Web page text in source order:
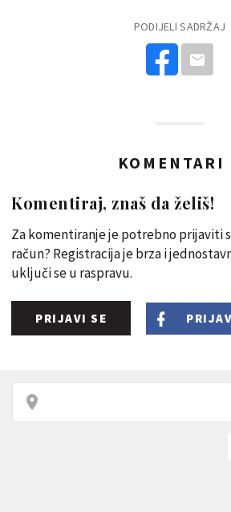
PODIJELI SADRŽAJ
KOMENTARI
Komentiraj, znaš da želiš!
Za komentiranje je potrebno prijaviti
račun? Registracija je brza i
uključi se u raspravu.
PRIJAVI SE